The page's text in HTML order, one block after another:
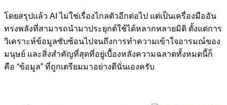
โดยสรุปแล้ว AI ไม่ใช่เรื่องไกลตัวอีกต่อไป แต่เป็นเครื่องมืออัน
ทรงพลังที่สามารถนำมาประยุกต์ใช้ได้หลากหลายมิติ ตั้งแต่การ
วิเคราะห์ข้อมูลซับซ้อนไปจนถึงการทำความเข้าใจอารมณ์ของ
มนุษย์ และสิ่งสำคัญที่สุดที่อยู่เบื้องหลังความฉลาดทั้งหมดนี้ก็
คือ “ข้อมูล” ที่ถูกเตรียมมาอย่างดีนั่นเองครับ